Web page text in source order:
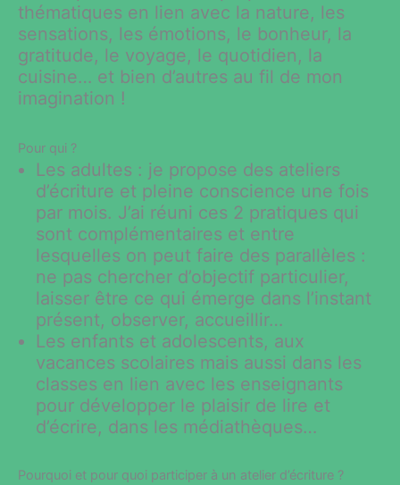
thématiques en lien avec la nature, les
sensations, les émotions, le bonheur, la
gratitude, le voyage, le quotidien, la
cuisine… et bien d’autres au fil de mon
imagination !
Pour qui ?
Les adultes : je propose des ateliers
d’écriture et pleine conscience une fois
par mois. J’ai réuni ces 2 pratiques qui
sont complémentaires et entre
lesquelles on peut faire des parallèles :
ne pas chercher d’objectif particulier,
laisser être ce qui émerge dans l’instant
présent, observer, accueillir…
Les enfants et adolescents, aux
vacances scolaires mais aussi dans les
classes en lien avec les enseignants
pour développer le plaisir de lire et
d’écrire, dans les médiathèques…
Pourquoi et pour quoi participer à un atelier d’écriture ?